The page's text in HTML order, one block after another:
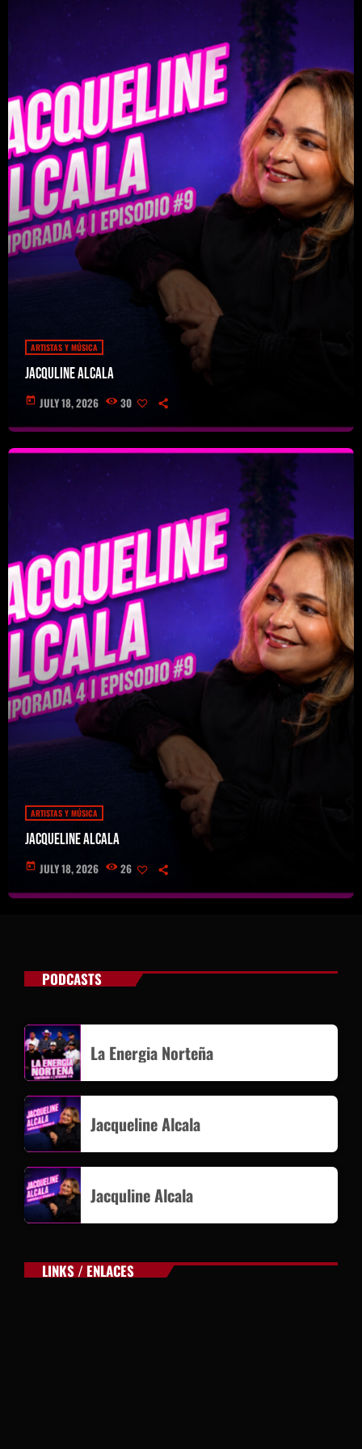
ARTISTAS Y MÚSICA
Jacquline Alcala
today JULY 18, 2026 30
ARTISTAS Y MÚSICA
Jacqueline Alcala
today JULY 18, 2026 26
PODCASTS
La Energia Norteña
Jacqueline Alcala
Jacquline Alcala
LINKS / ENLACES